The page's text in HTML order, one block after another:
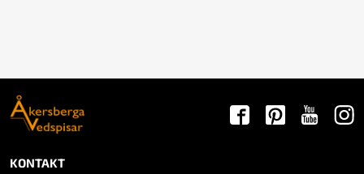
KONTAKT